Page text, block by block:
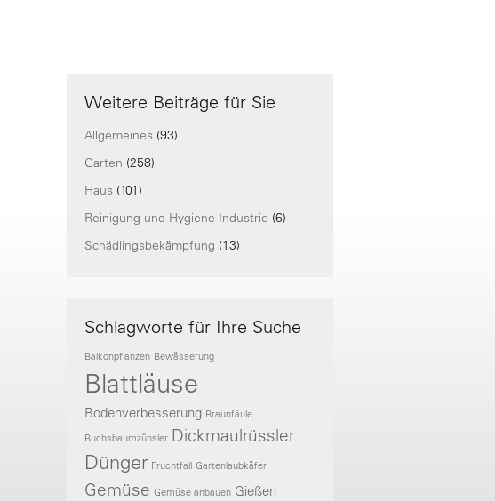
Weitere Beiträge für Sie
Allgemeines (93)
Garten (258)
Haus (101)
Reinigung und Hygiene Industrie (6)
Schädlingsbekämpfung (13)
Schlagworte für Ihre Suche
Balkonpflanzen Bewässerung
Blattläuse
Bodenverbesserung Braunfäule
Buchsbaumzünsler Dickmaulrüssler
Dünger Fruchtfall Gartenlaubkäfer
Gemüse Gemüse anbauen Gießen